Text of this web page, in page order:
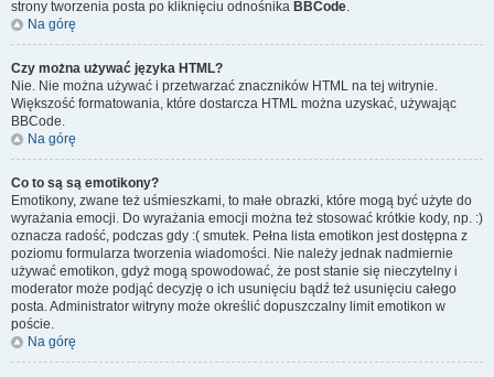
strony tworzenia posta po kliknięciu odnośnika BBCode.
Na górę
Czy można używać języka HTML?
Nie. Nie można używać i przetwarzać znaczników HTML na tej witrynie.
Większość formatowania, które dostarcza HTML można uzyskać, używając
BBCode.
Na górę
Co to są są emotikony?
Emotikony, zwane też uśmieszkami, to małe obrazki, które mogą być użyte do
wyrażania emocji. Do wyrażania emocji można też stosować krótkie kody, np. :)
oznacza radość, podczas gdy :( smutek. Pełna lista emotikon jest dostępna z
poziomu formularza tworzenia wiadomości. Nie należy jednak nadmiernie
używać emotikon, gdyż mogą spowodować, że post stanie się nieczytelny i
moderator może podjąć decyzję o ich usunięciu bądź też usunięciu całego
posta. Administrator witryny może określić dopuszczalny limit emotikon w
poście.
Na górę